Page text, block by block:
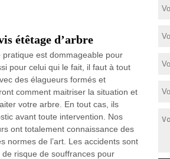
étêtage d’arbre
pratique est dommageable pour
pour celui qui le fait, il faut à tout
des élagueurs formés et
comment maitriser la situation et
votre arbre. En tout cas, ils
avant toute intervention. Nos
ont totalement connaissance des
normes de l’art. Les accidents sont
risque de souffrances pour